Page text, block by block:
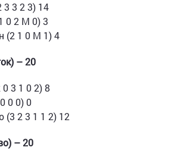
3 3 2 3) 14
0 2 M 0) 3
(2 1 0 M 1) 4
– 20
0 3 1 0 2) 8
0 0) 0
(3 2 3 1 1 2) 12
– 20